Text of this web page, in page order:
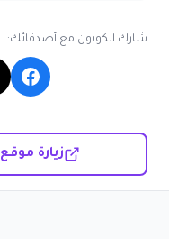
شارك الكوبون مع أصدقائك:
زيارة موقع Daily Mealz | ديلي ميلز